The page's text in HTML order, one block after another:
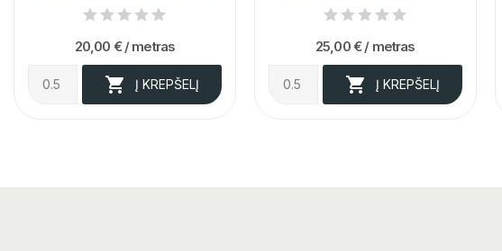
20,00 € / metras
 Į KREPŠELĮ
25,00 € / metras
 Į KREPŠELĮ